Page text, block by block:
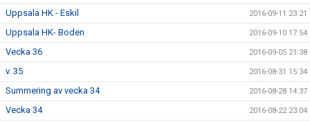
Uppsala HK - Eskil 2016-09-11 23:21
Uppsala HK- Boden 2016-09-10 17:54
Vecka 36 2016-09-05 21:38
v. 35 2016-08-31 15:34
Summering av vecka 34 2016-08-28 14:37
Vecka 34 2016-08-22 23:04